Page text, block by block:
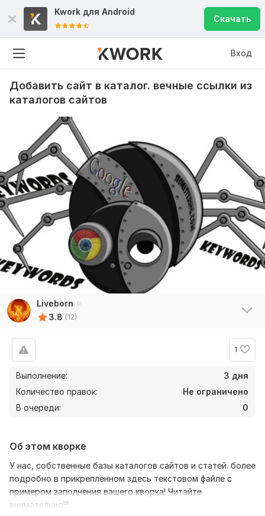
Kwork для Android
Скачать
Вход
Добавить сайт в каталог. вечные ссылки из
каталогов сайтов
Liveborn
3.8 (12)
1
Выполнение:
3 дня
Количество правок:
Не ограничено
В очереди:
0
Об этом кворке
У нас, собственные базы каталогов сайтов и статей. более
подробно в прикреплённом здесь текстовом файле с
примером заполнения вашего кворка! Читайте
внимательно!!!